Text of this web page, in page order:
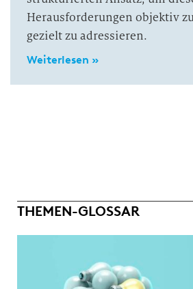
Herausforderungen objektiv
gezielt zu adressieren.
Weiterlesen »
THEMEN-GLOSSAR